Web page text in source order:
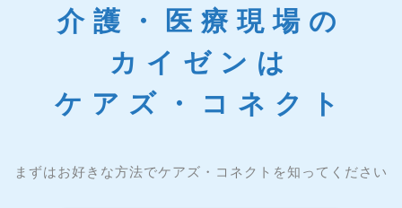
介護・医療現場の
カイゼンは
ケアズ・コネクト
まずはお好きな方法でケアズ・コネクトを知ってください